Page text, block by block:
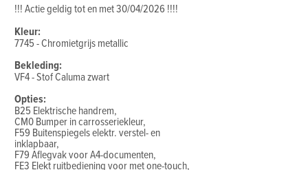
!!! Actie geldig tot en met 30/04/2026 !!!!
Kleur:
7745 - Chromietgrijs metallic
Bekleding:
VF4 - Stof Caluma zwart
Opties:
B25 Elektrische handrem,
CM0 Bumper in carrosseriekleur,
F59 Buitenspiegels elektr. verstel- en
inklapbaar,
F79 Aflegvak voor A4-documenten,
FE3 Elekt ruitbediening voor met one-touch,